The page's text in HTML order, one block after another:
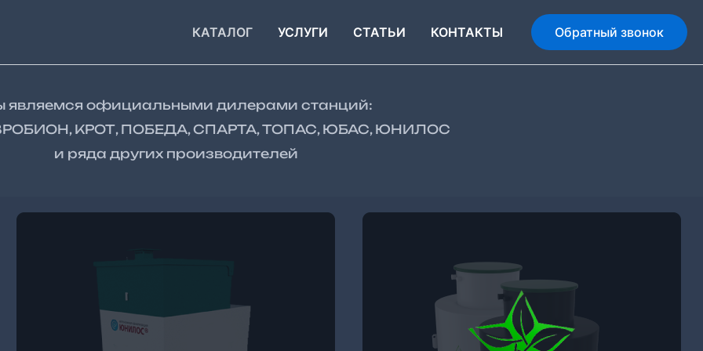
КАТАЛОГ УСЛУГИ СТАТЬИ КОНТАКТЫ Обратный звонок
являемся официальными дилерами станций:
КРОТ, ПОБЕДА, СПАРТА, ТОПАС, ЮБАС, ЮНИЛОС
и ряда других производителей